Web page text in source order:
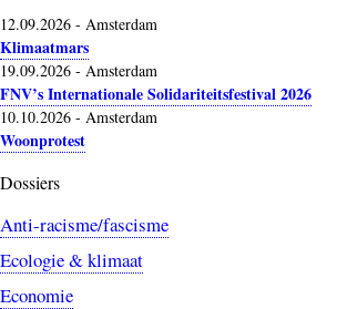
12.09.2026 - Amsterdam
Klimaatmars
19.09.2026 - Amsterdam
FNV’s Internationale Solidariteitsfestival 2026
10.10.2026 - Amsterdam
Woonprotest
Dossiers
Anti-racisme/fascisme
Ecologie & klimaat
Economie